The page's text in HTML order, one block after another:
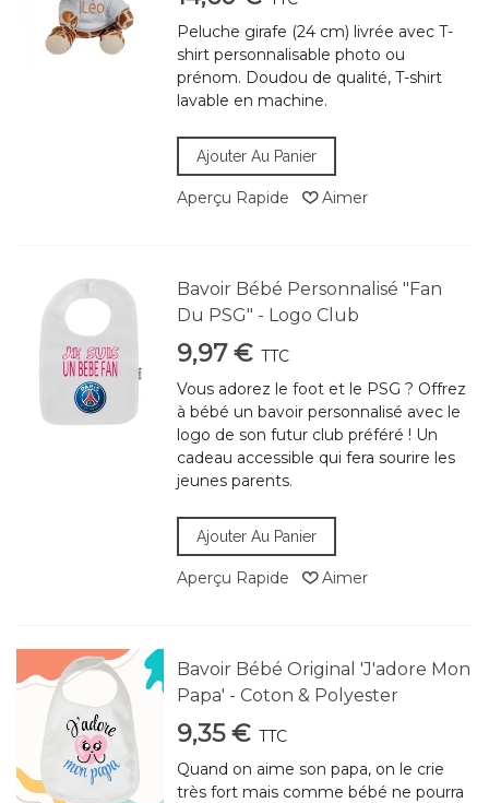
Peluche girafe (24 cm) livrée avec T-
shirt personnalisable photo ou
prénom. Doudou de qualité, T-shirt
lavable en machine.
Ajouter Au Panier
Aperçu Rapide Aimer
Bavoir Bébé Personnalisé "Fan
Du PSG" - Logo Club
9,97 € TTC
Vous adorez le foot et le PSG ? Offrez
à bébé un bavoir personnalisé avec le
logo de son futur club préféré ! Un
cadeau accessible qui fera sourire les
jeunes parents.
Ajouter Au Panier
Aperçu Rapide Aimer
Bavoir Bébé Original 'J'adore Mon
Papa' - Coton & Polyester
9,35 € TTC
Quand on aime son papa, on le crie
très fort mais comme bébé ne pourra